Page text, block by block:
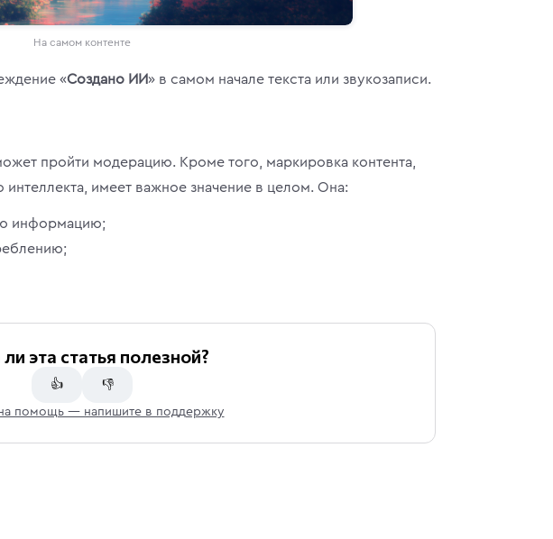
На самом контенте
«Создано ИИ» в самом начале текста или звукозаписи.
пройти модерацию. Кроме того, маркировка контента,
имеет важное значение в целом. Она:
информацию;
эта статья полезной?
👍 👎
помощь — напишите в поддержку